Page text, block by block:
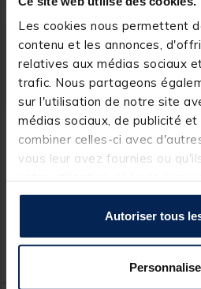
Les cookies nous permettent
contenu et les annonces,
relatives aux médias sociaux
trafic. Nous partageons
sur l'utilisation de notre site
médias sociaux, de publicité
combiner celles-ci avec
vous leur avez fournies ou
Autoriser tous
MACK2
Trousse mack2 logistik
high tech bag
[object Object] out of 5 Customer
(1)
39,99 € Ajouter